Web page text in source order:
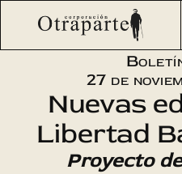
Saltar
Otraparte.org /Corporación
Nuevas ediciones de
Boletín
27 de
Nuevas
Libertad
Proyecto